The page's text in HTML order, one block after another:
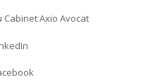
Axio Avocat